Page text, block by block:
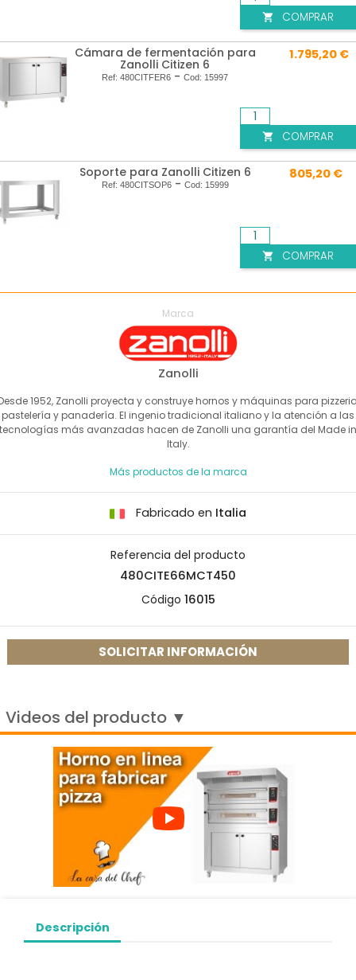
Marca
Zanolli
1952, Zanolli proyecta y construye hornos y máquinas para
pastelería y panadería. El ingenio tradicional italiano y la atención a las
tecnologías más avanzadas hacen de Zanolli una garantía del Made in
Italy.
Más productos de la marca
Fabricado en Italia
Referencia del producto
480CITE66MCT450
Código 16015
SOLICITAR INFORMACIÓN
 COMPRAR
Cámara de fermentación para
Zanolli Citizen 6
Ref: 480CITFER6 - Cod: 15997
1.795,20 €
 COMPRAR
Soporte para Zanolli Citizen 6
Ref: 480CITSOP6- Cod: 15999
805,20 €
 COMPRAR
Videos del producto ▼
Descripción